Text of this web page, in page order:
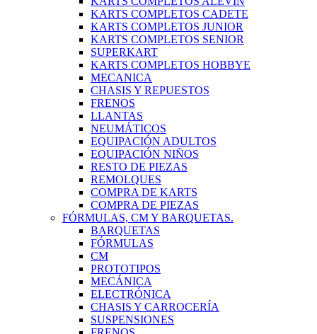
KARTS COMPLETOS CADETE
KARTS COMPLETOS JUNIOR
KARTS COMPLETOS SENIOR
SUPERKART
KARTS COMPLETOS HOBBYE
MECANICA
CHASIS Y REPUESTOS
FRENOS
LLANTAS
NEUMÁTICOS
EQUIPACIÓN ADULTOS
EQUIPACIÓN NIÑOS
RESTO DE PIEZAS
REMOLQUES
COMPRA DE KARTS
COMPRA DE PIEZAS
FÓRMULAS, CM Y BARQUETAS.
BARQUETAS
FÓRMULAS
CM
PROTOTIPOS
MECÁNICA
ELECTRÓNICA
CHASIS Y CARROCERÍA
SUSPENSIONES